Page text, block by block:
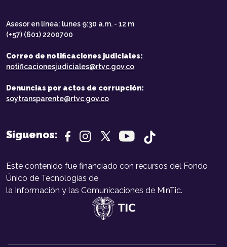
Asesor en línea: lunes 9:30 a.m. - 12 m
(+57) (601) 2200700
Correo de notificaciones judiciales:
notificacionesjudiciales@rtvc.gov.co
Denuncias por actos de corrupción:
soytransparente@rtvc.gov.co
Síguenos:
Este contenido fue financiado con recursos del Fondo
Único de Tecnologías de
la Información y las Comunicaciones de MinTic.